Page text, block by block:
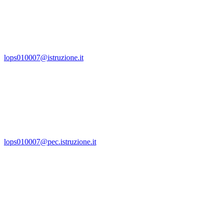
lops010007@istruzione.it
lops010007@pec.istruzione.it